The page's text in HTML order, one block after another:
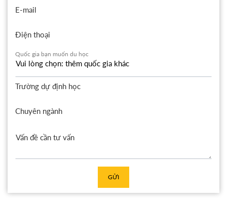
E-mail
Điện thoại
Quốc gia bạn muốn du học
Trường dự định học
Chuyên ngành
GỬI